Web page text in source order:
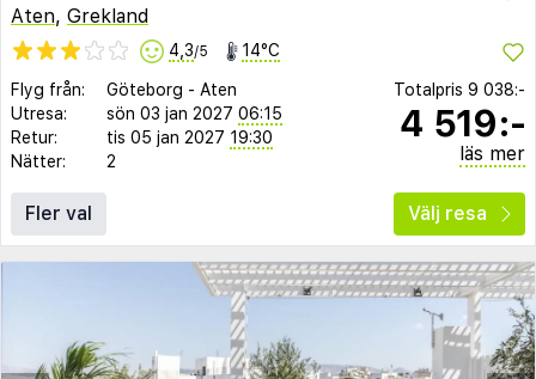
Aten, Grekland
4,3/5 14°C
Flyg från: Göteborg - Aten
Utresa:
sön 03 jan 2027 06:15
Retur:
tis 05 jan 2027 19:30
Nätter:
2
Totalpris 9 038:-
4 519:-
läs mer
Fler val Välj resa